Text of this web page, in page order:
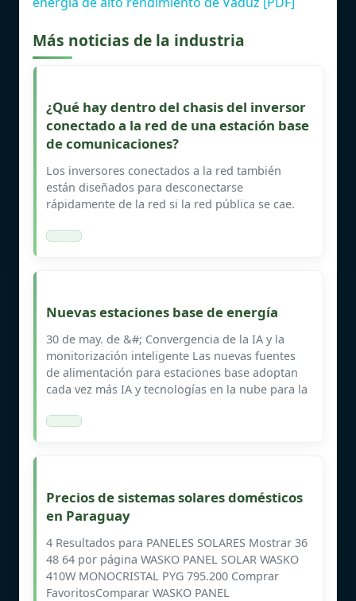
Más noticias de la industria
¿Qué hay dentro del chasis del inversor
conectado a la red de una estación base
de comunicaciones?
Los inversores conectados a la red también
están diseñados para desconectarse
rápidamente de la red si la red pública se cae.
Nuevas estaciones base de energía
30 de may. de &#; Convergencia de la IA y la
monitorización inteligente Las nuevas fuentes
de alimentación para estaciones base adoptan
cada vez más IA y tecnologías en la nube para la
Precios de sistemas solares domésticos
en Paraguay
4 Resultados para PANELES SOLARES Mostrar 36
48 64 por página WASKO PANEL SOLAR WASKO
410W MONOCRISTAL PYG 795.200 Comprar
FavoritosComparar WASKO PANEL